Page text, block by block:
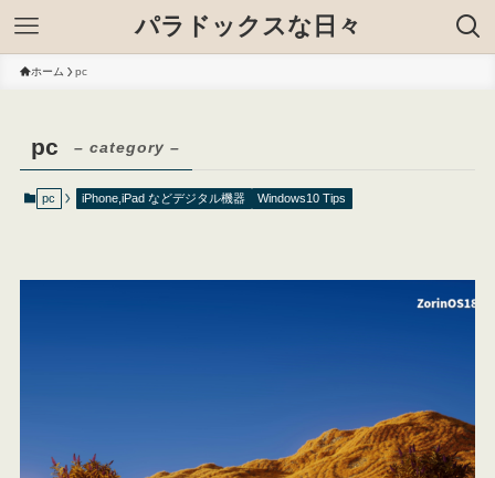
パラドックスな日々
ホーム pc
pc – category –
pc iPhone,iPad などデジタル機器 Windows10 Tips